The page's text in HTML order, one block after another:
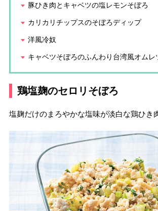
豚ひき肉とキャベツの塩レモンそぼろ
カリカリチップスのそぼろディップ
洋風冷奴
キャベツそぼろのふんわり台湾風オムレ
鶏塩麹のセロリそぼろ
塩麹だけのまろやかな塩味が淡白な鶏ひき